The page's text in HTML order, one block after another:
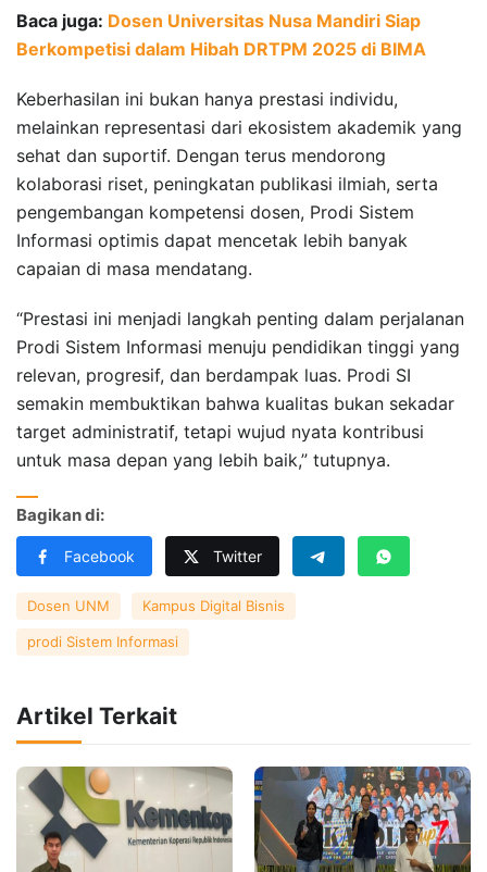
Baca juga: Dosen Universitas Nusa Mandiri Siap
Berkompetisi dalam Hibah DRTPM 2025 di BIMA
Keberhasilan ini bukan hanya prestasi individu,
melainkan representasi dari ekosistem akademik yang
sehat dan suportif. Dengan terus mendorong
kolaborasi riset, peningkatan publikasi ilmiah, serta
pengembangan kompetensi dosen, Prodi Sistem
Informasi optimis dapat mencetak lebih banyak
capaian di masa mendatang.
“Prestasi ini menjadi langkah penting dalam perjalanan
Prodi Sistem Informasi menuju pendidikan tinggi yang
relevan, progresif, dan berdampak luas. Prodi SI
semakin membuktikan bahwa kualitas bukan sekadar
target administratif, tetapi wujud nyata kontribusi
untuk masa depan yang lebih baik,” tutupnya.
Bagikan di:
Facebook Twitter
Dosen UNM Kampus Digital Bisnis
prodi Sistem Informasi
Artikel Terkait